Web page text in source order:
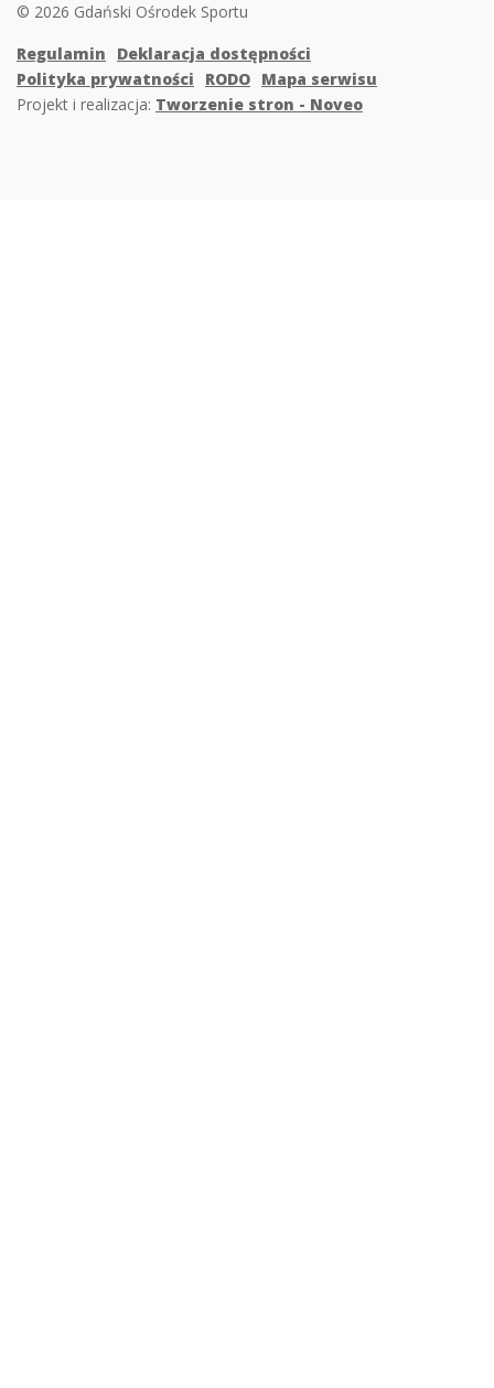
© 2026 Gdański Ośrodek Sportu
Regulamin
Deklaracja dostępności
Polityka prywatności
RODO Mapa serwisu
Projekt i realizacja: Tworzenie stron - Noveo